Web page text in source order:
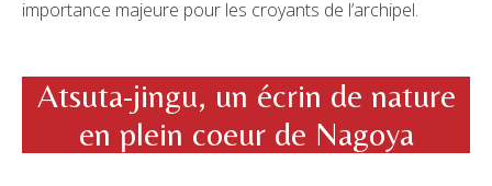
importance majeure pour les croyants de l’archipel.
Atsuta-jingu, un écrin de nature
en plein coeur de Nagoya